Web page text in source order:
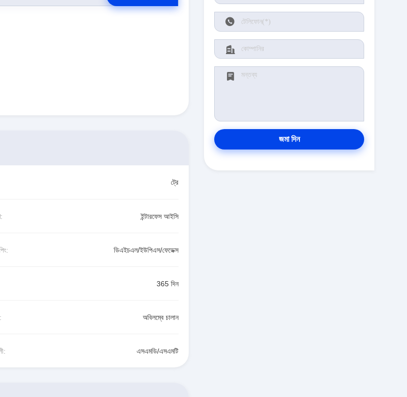
ট্রে
ইন্টারফেস আইসি
ডিএইচএল/ইউপিএস/ফেডেক্স
365 দিন
অবিলম্বে চালান
এসএমডি/এসএমটি
জমা দিন